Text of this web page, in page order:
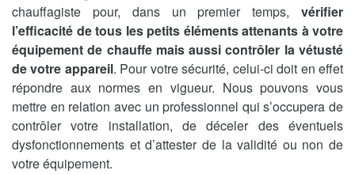
chauffagiste pour, dans un premier temps, vérifier
l’efficacité de tous les petits éléments attenants à votre
équipement de chauffe mais aussi contrôler la vétusté
de votre appareil. Pour votre sécurité, celui-ci doit en effet
répondre aux normes en vigueur. Nous pouvons vous
mettre en relation avec un professionnel qui s’occupera de
contrôler votre installation, de déceler des éventuels
dysfonctionnements et d’attester de la validité ou non de
votre équipement.